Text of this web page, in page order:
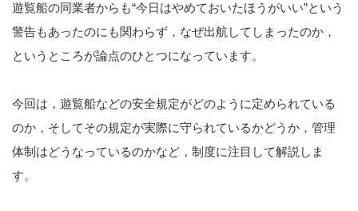
遊覧船の同業者からも“今日はやめておいたほうがいい”という
警告もあったのにも関わらず，なぜ出航してしまったのか，
というところが論点のひとつになっています。
今回は，遊覧船などの安全規定がどのように定められている
のか，そしてその規定が実際に守られているかどうか，管理
体制はどうなっているのかなど，制度に注目して解説しま
す。